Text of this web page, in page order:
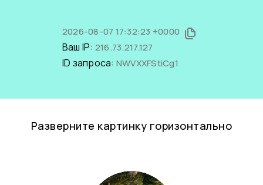
2026-08-07 17:32:23 +0000
Ваш IP: 216.73.217.127
ID запроса: NWVXXFStiCg1
Разверните картинку горизонтально